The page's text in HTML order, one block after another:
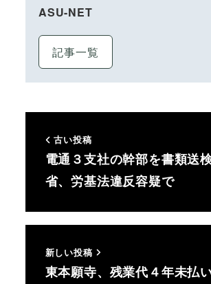
ASU-NET
記事一覧
古い投稿
電通３支社の幹部を書類
省、労基法違反容疑で
新しい投稿
東本願寺、残業代４年未